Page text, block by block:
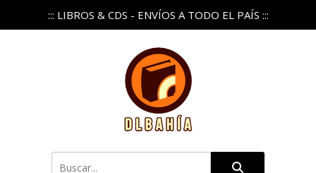
::: LIBROS & CDS - ENVÍOS A TODO EL PAÍS :::